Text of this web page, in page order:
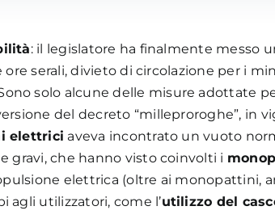
: il legislatore ha finalmente messo
serali, divieto di circolazione per i
solo alcune delle misure adottate
del decreto “milleproroghe”, in
elettrici aveva incontrato un vuoto
gravi, che hanno visto coinvolti i
elettrica (oltre ai monopattini,
agli utilizzatori, come l’utilizzo del